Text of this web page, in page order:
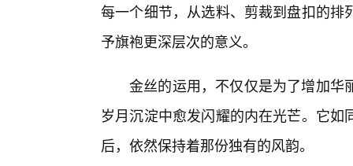
每一个细节，从选料、剪裁到盘扣的
予旗袍更深层次的意义。
金丝的运用，不仅仅是为了增加华
岁月沉淀中愈发闪耀的内在光芒。它
后，依然保持着那份独有的风韵。